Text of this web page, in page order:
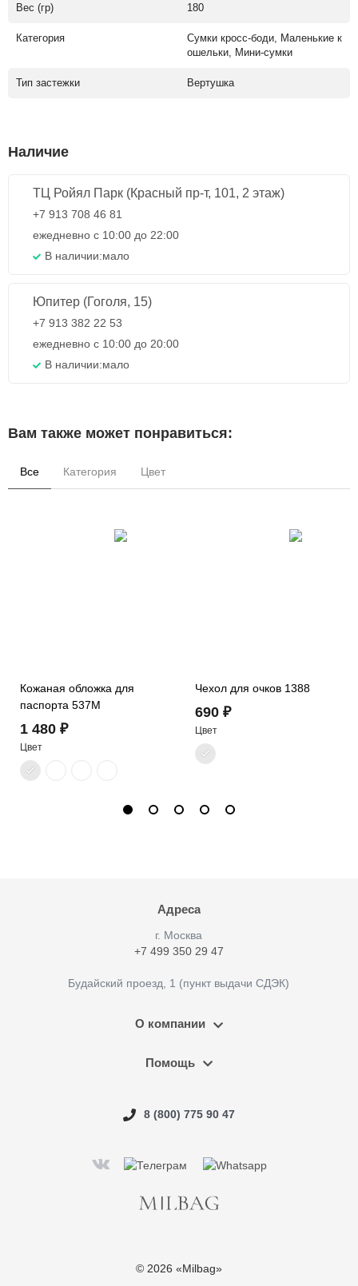
Вес (гр) 180
Категория
Сумки кросс-боди, Маленькие к
ошельки, Мини-сумки
Тип застежки Вертушка
Наличие
ТЦ Ройял Парк (Красный пр-т, 101, 2 этаж)
+7 913 708 46 81
ежедневно с 10:00 до 22:00
В наличии:мало
Юпитер (Гоголя, 15)
+7 913 382 22 53
ежедневно с 10:00 до 20:00
В наличии:мало
Вам также может понравиться:
Все Категория Цвет
Кожаная обложка для
паспорта 537M
1 480 ₽
Цвет
Чехол для очков 1388
690 ₽
Цвет
Адреса
г. Москва
+7 499 350 29 47
Будайский проезд, 1 (пункт выдачи СДЭК)
О компании
Помощь
8 (800) 775 90 47
© 2026 «Milbag»